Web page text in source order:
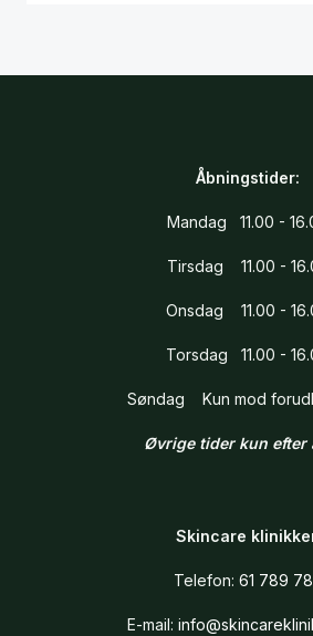
Åbningstider:
Mandag 11.00 -
Tirsdag 11.00 -
Onsdag 11.00 -
Torsdag 11.00 -
Søndag Kun mod
Øvrige tider kun efter
Skincare
Telefon: 61 789
E-mail: